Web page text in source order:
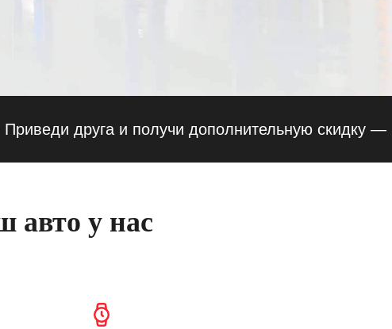
друга и получи дополнительную скидку — 10% ·
авто у нас